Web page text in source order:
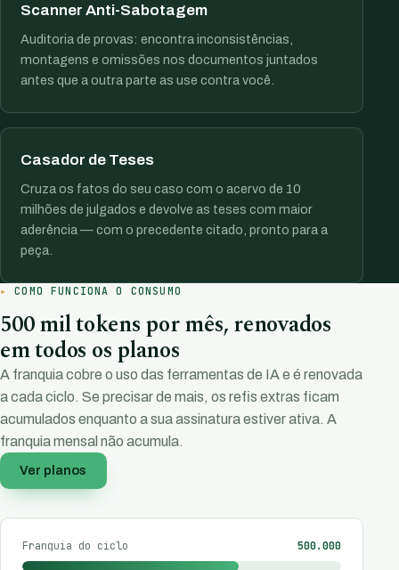
Scanner Anti-Sabotagem
Auditoria de provas: encontra inconsistências,
montagens e omissões nos documentos juntados
antes que a outra parte as use contra você.
Casador de Teses
Cruza os fatos do seu caso com o acervo de 10
milhões de julgados e devolve as teses com maior
aderência — com o precedente citado, pronto para a
peça.
COMO FUNCIONA O CONSUMO
500 mil tokens por mês, renovados
em todos os planos
A franquia cobre o uso das ferramentas de IA e é renovada
a cada ciclo. Se precisar de mais, os refis extras ficam
acumulados enquanto a sua assinatura estiver ativa. A
franquia mensal não acumula.
Ver planos
Franquia do ciclo 500.000